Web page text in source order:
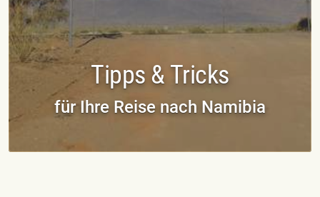
Tipps & Tricks
für Ihre Reise nach Namibia